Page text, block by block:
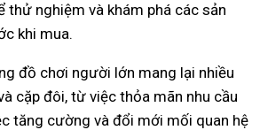
thử nghiệm và khám phá các sản
khi mua.
đồ chơi người lớn mang lại nhiều
cặp đôi, từ việc thỏa mãn nhu cầu
tăng cường và đổi mới mối quan hệ